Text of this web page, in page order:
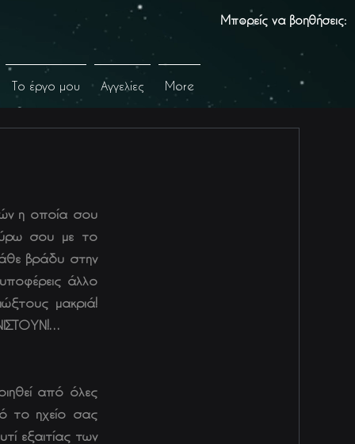
Το έργο μου Αγγελίες More
Μπορείς να βοηθήσεις:
η οποία σου
σου με το
βράδυ στην
άλλο
μακριά!
από όλες
το ηχείο σας
εξαιτίας των